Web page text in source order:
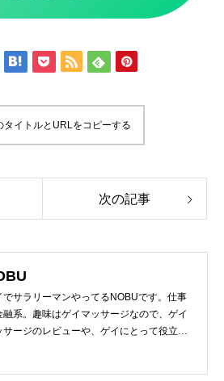
タイトルとURLをコピーする
次の記事
でサラリーマンやってるNOBUです。仕事
融系。趣味はゲイマッサージなので、ゲイ
サージのレビューや、ゲイにとって役立つ
を書けたらと思います！有益な情報があれ